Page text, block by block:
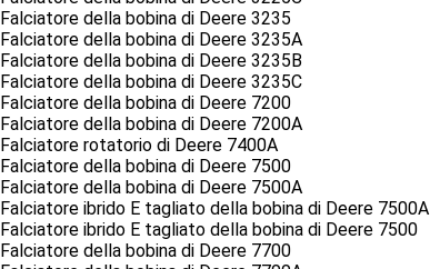
Falciatore della bobina di Deere 3235
Falciatore della bobina di Deere 3235A
Falciatore della bobina di Deere 3235B
Falciatore della bobina di Deere 3235C
Falciatore della bobina di Deere 7200
Falciatore della bobina di Deere 7200A
Falciatore rotatorio di Deere 7400A
Falciatore della bobina di Deere 7500
Falciatore della bobina di Deere 7500A
Falciatore ibrido E tagliato della bobina di Deere 7500A
Falciatore ibrido E tagliato della bobina di Deere 7500
Falciatore della bobina di Deere 7700